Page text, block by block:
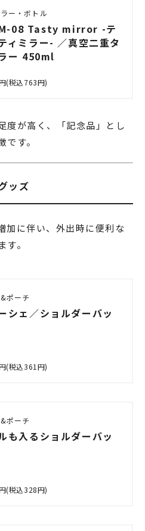
ー・ボトル
08 Tasty mirror -テ
ィミラー- ／真空二重タ
ー 450ml
(税込763円)
度が高く、「記念品」とし
す。
ッズ
加に伴い、外出時に便利な
。
ポーチ
シェ／ショルダーバッ
(税込361円)
ポーチ
も入るショルダーバッ
(税込328円)